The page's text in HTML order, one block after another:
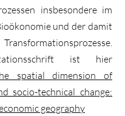
insbesondere im
und der damit
ist hier
spatial dimension of
socio-technical change:
geography